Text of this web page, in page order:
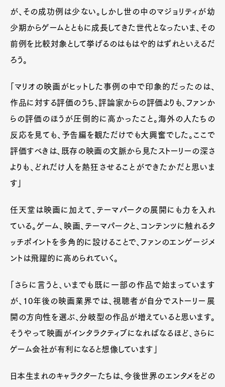
が、その成功例は少ない。しかし世の中のマジョリティが幼
少期からゲームとともに成長してきた世代となったいま、その
前例を比較対象として挙げるのはもはや的はずれといえるだ
ろう。
「マリオの映画がヒットした事例の中で印象的だったのは、
作品に対する評価のうち、評論家からの評価よりも、ファンか
らの評価のほうが圧倒的に高かったこと。海外の人たちの
反応を見ても、予告編を観ただけでも大興奮でした。ここで
評価すべきは、既存の映画の文脈から見たストーリーの深さ
よりも、どれだけ人を熱狂させることができたかだと思いま
す」
任天堂は映画に加えて、テーマパークの展開にも力を入れ
ている。ゲーム、映画、テーマパークと、コンテンツに触れるタ
ッチポイントを多角的に設けることで、ファンのエンゲージメ
ントは飛躍的に高められていく。
「さらに言うと、いまでも既に一部の作品で始まっています
が、10年後の映画業界では、視聴者が自分でストーリー展
開の方向性を選ぶ、分岐型の作品が増えていると思います。
そうやって映画がインタラクティブになればなるほど、さらに
ゲーム会社が有利になると想像しています」
日本生まれのキャラクターたちは、今後世界のエンタメをどの